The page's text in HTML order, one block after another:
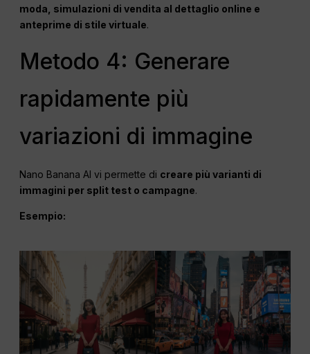
moda, simulazioni di vendita al dettaglio online e
anteprime di stile virtuale.
Metodo 4: Generare
rapidamente più
variazioni di immagine
Nano Banana AI vi permette di creare più varianti di
immagini per split test o campagne.
Esempio: